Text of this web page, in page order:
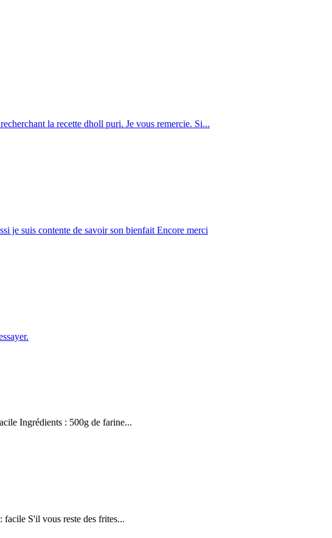
la recette dholl puri. Je vous remercie. Si...
je suis contente de savoir son bienfait Encore merci
Ingrédients : 500g de farine...
S'il vous reste des frites...